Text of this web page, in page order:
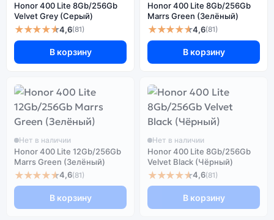
Honor 400 Lite 8Gb/256Gb
Velvet Grey (Серый)
★★★★★4,6(81)
В корзину
Honor 400 Lite 8Gb/256Gb
Marrs Green (Зелёный)
★★★★★4,6(81)
В корзину
Нет в наличии
Honor 400 Lite 12Gb/256Gb
Marrs Green (Зелёный)
★★★★★4,6(81)
В корзину
Нет в наличии
Honor 400 Lite 8Gb/256Gb
Velvet Black (Чёрный)
★★★★★4,6(81)
В корзину